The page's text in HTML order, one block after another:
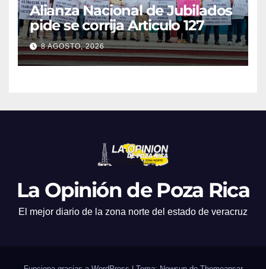
Alianza Nacional de Jubilados
pide se corrija Articulo 127
8 AGOSTO, 2026
La Opinión de Poza Rica
El mejor diario de la zona norte del estado de veracruz